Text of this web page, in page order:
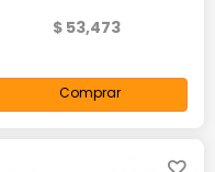
$ 53,473
Comprar